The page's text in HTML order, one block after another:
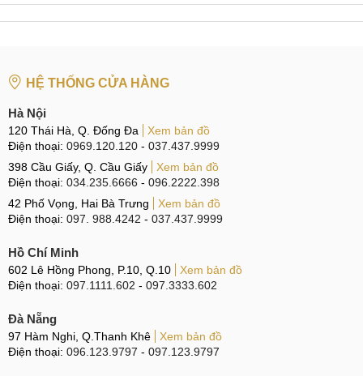
iPhone 6 nóng bất thường, đặc biệt khi sạc.
chiếc iPhone 6 bị kênh lên.
iPhone 6 tắt nguồn đột ngột mặc dù máy vẫn còn Pin.
Đây là hiện tượng Pin ảo.
iPhone 6 hoạt động chậm chạp, có hiện tượng lag,
hiệu suất giảm rõ rệt.
Pin iPhone 6 có thể xuống cấp hoặc hư hỏng do nhiều
nguyên nhân trong quá trình sử dụng. Dưới đây là những
nguyên nhân phổ biến mà bạn nên biết để bảo vệ thiết bị tốt
hơn:
HỆ THỐNG CỬA HÀNG
Hà Nội
120 Thái Hà, Q. Đống Đa
Xem bản đồ
Điện thoại: 0969.120.120 - 037.437.9999
398 Cầu Giấy, Q. Cầu Giấy
Xem bản đồ
Điện thoại: 034.235.6666 - 096.2222.398
42 Phố Vọng, Hai Bà Trưng
Xem bản đồ
Điện thoại: 097. 988.4242 - 037.437.9999
Hồ Chí Minh
602 Lê Hồng Phong, P.10, Q.10
Xem bản đồ
Điện thoại: 097.1111.602 - 097.3333.602
Đà Nẵng
97 Hàm Nghi, Q.Thanh Khê
Xem bản đồ
Điện thoại: 096.123.9797 - 097.123.9797